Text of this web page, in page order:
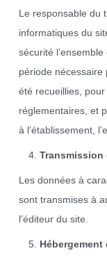
Le responsable du
informatiques du
sécurité
période nécessaire
été recueillies,
réglementaires, et
à l’établissement,
Transmission
Les données à
sont transmises à
l’éditeur du site.
Hébergement